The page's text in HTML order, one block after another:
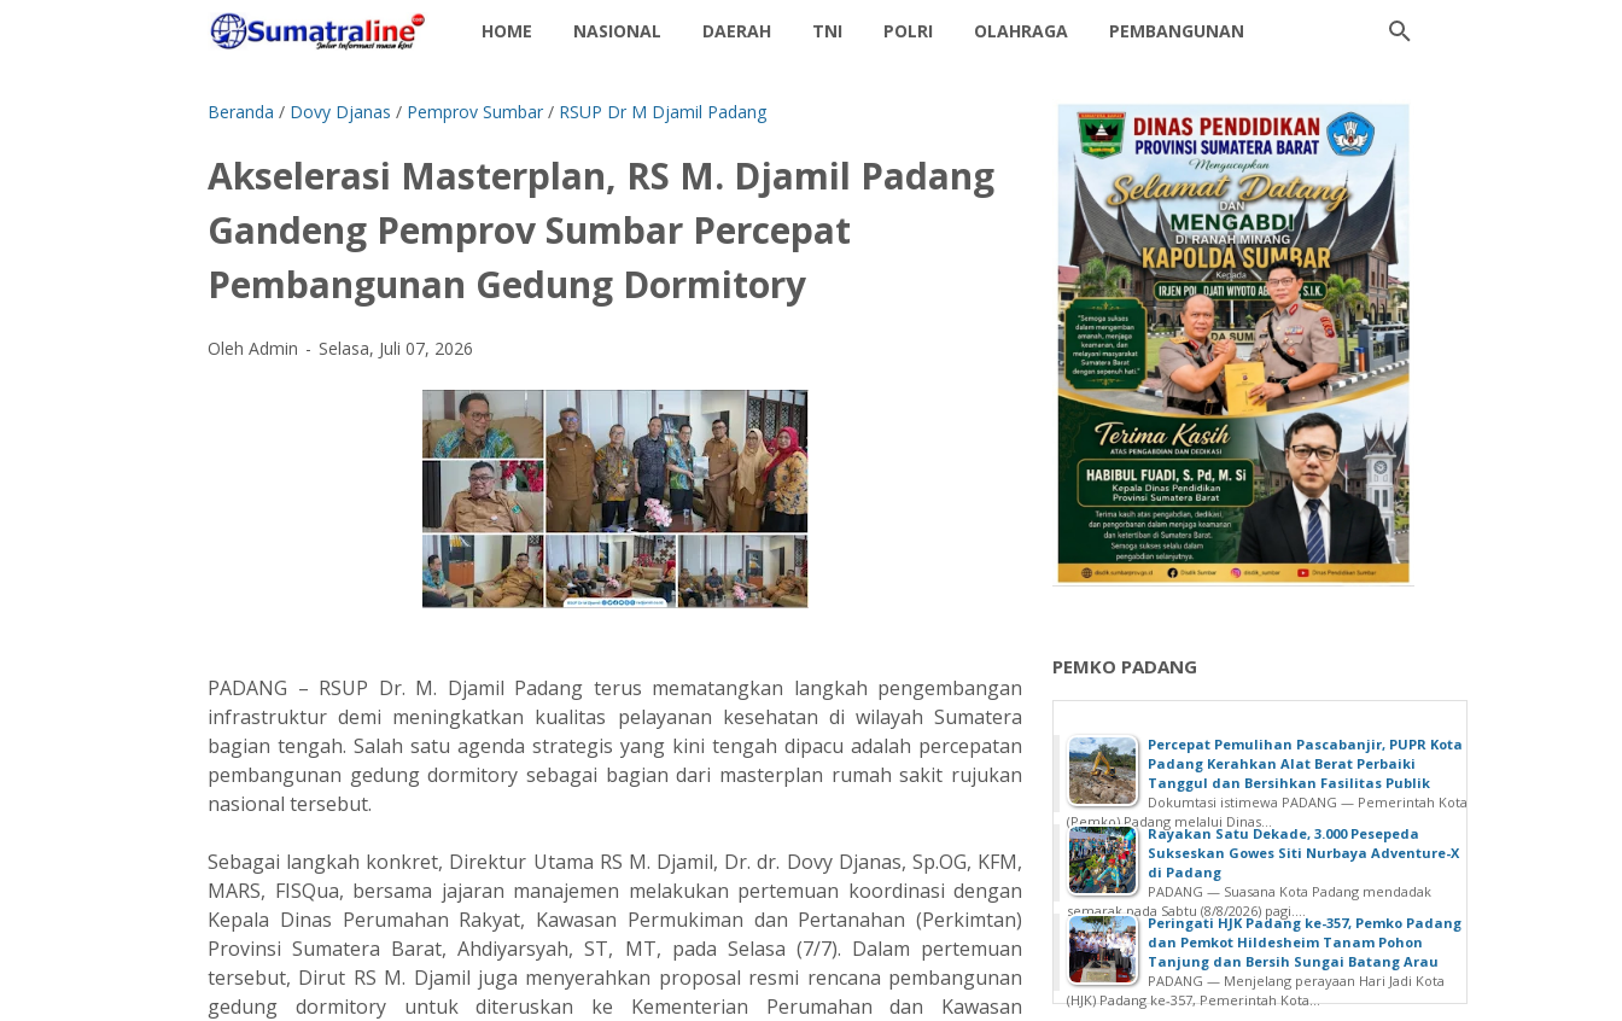
HOME NASIONAL DAERAH TNI POLRI OLAHRAGA PEMBANGUNAN
Beranda / Dovy Djanas / Pemprov Sumbar / RSUP Dr M Djamil Padang
Akselerasi Masterplan, RS M. Djamil Padang
Gandeng Pemprov Sumbar Percepat
Pembangunan Gedung Dormitory
Oleh Admin Selasa, Juli 07, 2026
PADANG – RSUP Dr. M. Djamil Padang terus mematangkan langkah pengembangan
infrastruktur demi meningkatkan kualitas pelayanan kesehatan di wilayah Sumatera
bagian tengah. Salah satu agenda strategis yang kini tengah dipacu adalah percepatan
pembangunan gedung dormitory sebagai bagian dari masterplan rumah sakit rujukan
nasional tersebut.
Sebagai langkah konkret, Direktur Utama RS M. Djamil, Dr. dr. Dovy Djanas, Sp.OG, KFM,
MARS, FISQua, bersama jajaran manajemen melakukan pertemuan koordinasi dengan
Kepala Dinas Perumahan Rakyat, Kawasan Permukiman dan Pertanahan (Perkimtan)
Provinsi Sumatera Barat, Ahdiyarsyah, ST, MT, pada Selasa (7/7). Dalam pertemuan
tersebut, Dirut RS M. Djamil juga menyerahkan proposal resmi rencana pembangunan
gedung dormitory untuk diteruskan ke Kementerian Perumahan dan Kawasan
PEMKO PADANG
Percepat Pemulihan Pascabanjir, PUPR Kota
Padang Kerahkan Alat Berat Perbaiki
Tanggul dan Bersihkan Fasilitas Publik
Dokumtasi istimewa PADANG — Pemerintah Kota
(Pemko) Padang melalui Dinas...
Rayakan Satu Dekade, 3.000 Pesepeda
Sukseskan Gowes Siti Nurbaya Adventure-X
di Padang
PADANG — Suasana Kota Padang mendadak
semarak pada Sabtu (8/8/2026) pagi....
Peringati HJK Padang ke-357, Pemko Padang
dan Pemkot Hildesheim Tanam Pohon
Tanjung dan Bersih Sungai Batang Arau
PADANG — Menjelang perayaan Hari Jadi Kota
(HJK) Padang ke-357, Pemerintah Kota...